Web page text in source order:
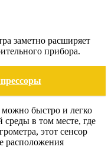
заметно расширяет
прибора.
можно быстро и легко
в том месте, где
этот сенсор
расположения